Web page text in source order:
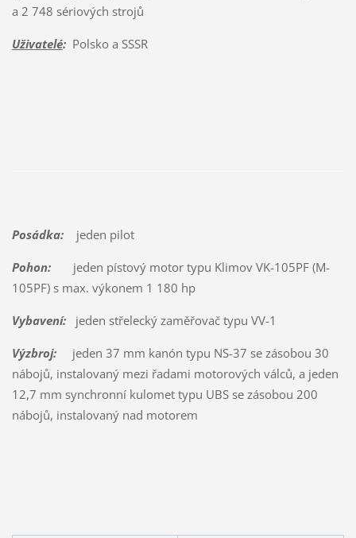
a 2 748 sériových strojů
Uživatelé:Polsko a SSSR
Posádka:jeden pilot
Pohon:jeden pístový motor typu Klimov VK-105PF (M-
105PF) s max. výkonem 1 180 hp
Vybavení:jeden střelecký zaměřovač typu VV-1
Výzbroj:jeden 37 mm kanón typu NS-37 se zásobou 30
nábojů, instalovaný mezi řadami motorových válců, a jeden
12,7 mm synchronní kulomet typu UBS se zásobou 200
nábojů, instalovaný nad motorem